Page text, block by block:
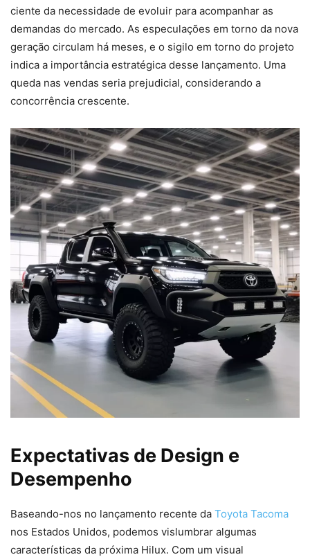
ciente da necessidade de evoluir para acompanhar as
demandas do mercado. As especulações em torno da nova
geração circulam há meses, e o sigilo em torno do projeto
indica a importância estratégica desse lançamento. Uma
queda nas vendas seria prejudicial, considerando a
concorrência crescente.
Expectativas de Design e
Desempenho
Baseando-nos no lançamento recente da Toyota Tacoma
nos Estados Unidos, podemos vislumbrar algumas
características da próxima Hilux. Com um visual